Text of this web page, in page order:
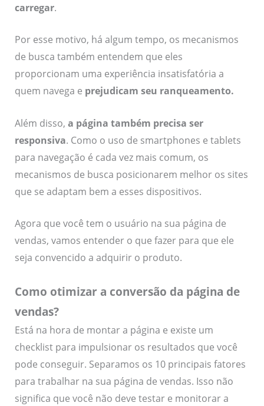
carregar.
Por esse motivo, há algum tempo, os mecanismos
de busca também entendem que eles
proporcionam uma experiência insatisfatória a
quem navega e prejudicam seu ranqueamento.
Além disso, a página também precisa ser
responsiva. Como o uso de smartphones e tablets
para navegação é cada vez mais comum, os
mecanismos de busca posicionarem melhor os sites
que se adaptam bem a esses dispositivos.
Agora que você tem o usuário na sua página de
vendas, vamos entender o que fazer para que ele
seja convencido a adquirir o produto.
Como otimizar a conversão da página de
vendas?
Está na hora de montar a página e existe um
checklist para impulsionar os resultados que você
pode conseguir. Separamos os 10 principais fatores
para trabalhar na sua página de vendas. Isso não
significa que você não deve testar e monitorar a